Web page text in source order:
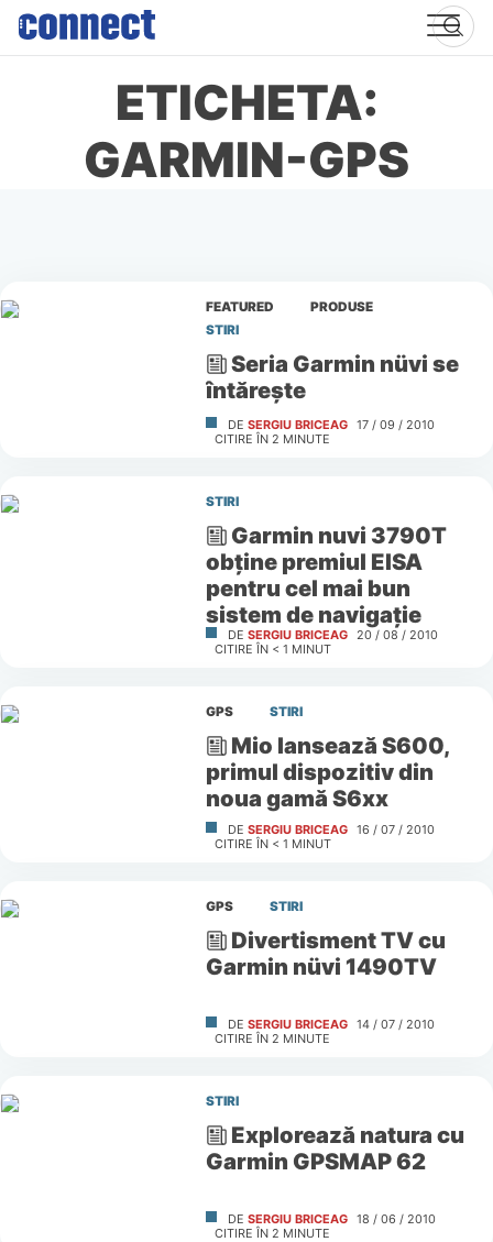
Skip
content
ETICHETA:
GARMIN-GPS
FEATURED
PRODUSE
STIRI
Seria Garmin nüvi se
întăreşte
DE SERGIU BRICEAG 17 / 09 / 2010
CITIRE ÎN 2 MINUTE
STIRI
Garmin nuvi 3790T
obţine premiul EISA
pentru cel mai bun
sistem de navigaţie
DE SERGIU BRICEAG 20 / 08 / 2010
CITIRE ÎN < 1 MINUT
GPS STIRI
Mio lansează S600,
primul dispozitiv din
noua gamă S6xx
DE SERGIU BRICEAG 16 / 07 / 2010
CITIRE ÎN < 1 MINUT
GPS STIRI
Divertisment TV cu
Garmin nüvi 1490TV
DE SERGIU BRICEAG 14 / 07 / 2010
CITIRE ÎN 2 MINUTE
STIRI
Explorează natura cu
Garmin GPSMAP 62
DE SERGIU BRICEAG 18 / 06 / 2010
CITIRE ÎN 2 MINUTE